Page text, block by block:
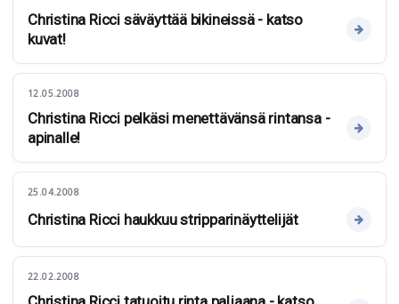
Christina Ricci säväyttää bikineissä - katso
kuvat!
12.05.2008
Christina Ricci pelkäsi menettävänsä rintansa -
apinalle!
25.04.2008
Christina Ricci haukkuu stripparinäyttelijät
22.02.2008